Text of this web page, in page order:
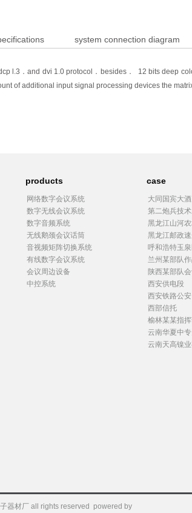
system connection diagram
．and dvi 1.0 protocol．besides． 12 bits deep
of additional input signal processing devices the
products
网络数字会议系统
数字无线会议系统
数字音频系统
无线鹅颈会议话筒
音视频矩阵切换系统
有线数字会议系统
会议周边设备
中控系统
case
大同国宾大
第二炮兵技
黑龙江山河
黑龙江邮政
呼和浩特玉
兰州某部队
陕西某部队
西安供电段
西安铁路公安
西部信托
榆林某某指
云南华夏中
云南天高镍
器材厂 all rights reserved powered by